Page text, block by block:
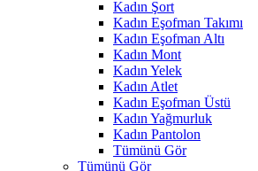
Kadın Şort
Kadın Eşofman Takımı
Kadın Eşofman Altı
Kadın Mont
Kadın Yelek
Kadın Atlet
Kadın Eşofman Üstü
Kadın Yağmurluk
Kadın Pantolon
Tümünü Gör
Tümünü Gör